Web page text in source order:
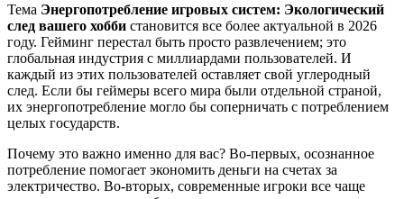
Тема Энергопотребление игровых систем: Экологический
след вашего хобби становится все более актуальной в 2026
году. Гейминг перестал быть просто развлечением; это
глобальная индустрия с миллиардами пользователей. И
каждый из этих пользователей оставляет свой углеродный
след. Если бы геймеры всего мира были отдельной страной,
их энергопотребление могло бы соперничать с потреблением
целых государств.
Почему это важно именно для вас? Во-первых, осознанное
потребление помогает экономить деньги на счетах за
электричество. Во-вторых, современные игроки все чаще